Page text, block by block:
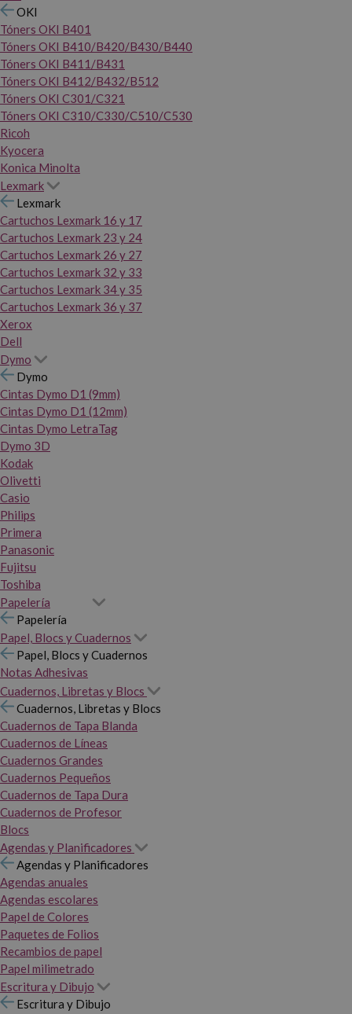
OKI
Tóners OKI B401
Tóners OKI B410/B420/B430/B440
Tóners OKI B411/B431
Tóners OKI B412/B432/B512
Tóners OKI C301/C321
Tóners OKI C310/C330/C510/C530
Ricoh
Kyocera
Konica Minolta
Lexmark
Lexmark
Cartuchos Lexmark 16 y 17
Cartuchos Lexmark 23 y 24
Cartuchos Lexmark 26 y 27
Cartuchos Lexmark 32 y 33
Cartuchos Lexmark 34 y 35
Cartuchos Lexmark 36 y 37
Xerox
Dell
Dymo
Dymo
Cintas Dymo D1 (9mm)
Cintas Dymo D1 (12mm)
Cintas Dymo LetraTag
Dymo 3D
Kodak
Olivetti
Casio
Philips
Primera
Panasonic
Fujitsu
Toshiba
Papelería
Papelería
Papel, Blocs y Cuadernos
Papel, Blocs y Cuadernos
Notas Adhesivas
Cuadernos, Libretas y Blocs
Cuadernos, Libretas y Blocs
Cuadernos de Tapa Blanda
Cuadernos de Líneas
Cuadernos Grandes
Cuadernos Pequeños
Cuadernos de Tapa Dura
Cuadernos de Profesor
Blocs
Agendas y Planificadores
Agendas y Planificadores
Agendas anuales
Agendas escolares
Papel de Colores
Paquetes de Folios
Recambios de papel
Papel milimetrado
Escritura y Dibujo
Escritura y Dibujo